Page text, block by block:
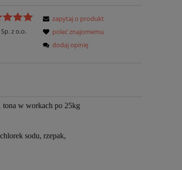
z o.o.
zapytaj o produkt
poleć znajomemu
dodaj opinię
w workach po 25kg
sodu, rzepak,